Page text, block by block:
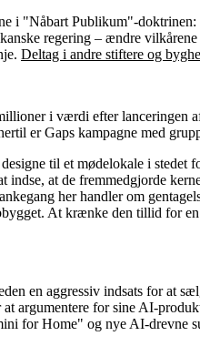
i "Nåbart Publikum"-
regering – ændre
Deltag i andre stiftere og
i værdi efter
er Gaps kampagne med
til et mødelokale i
at de fremmedgjorde
her handler om
At krænke den tillid for
en aggressiv indsats for at
argumentere for sine AI-
for Home" og nye AI-drevne